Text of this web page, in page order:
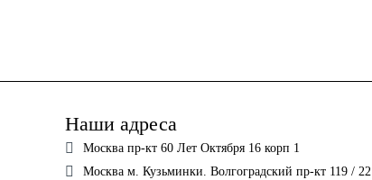
Наши адреса
Москва пр-кт 60 Лет Октября 16 корп 1
Москва м. Кузьминки. Волгоградский пр-кт 119 / 22